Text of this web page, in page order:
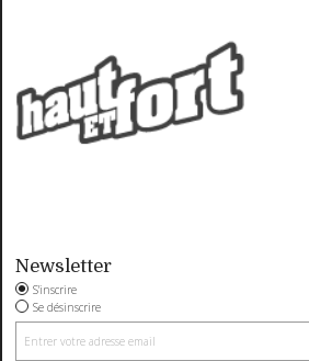
Newsletter
S'inscrire
Se désinscrire